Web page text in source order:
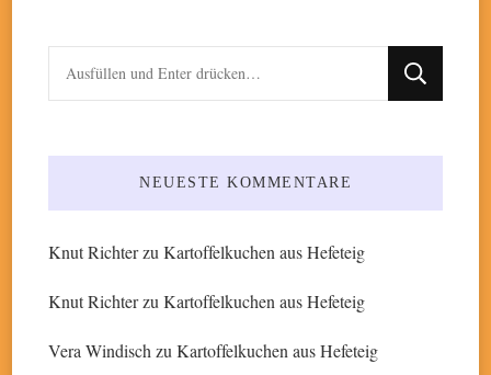
Suchst
du
etwas?
NEUESTE KOMMENTARE
Knut Richterzu Kartoffelkuchen aus Hefeteig
Knut Richterzu Kartoffelkuchen aus Hefeteig
Vera Windisch zu Kartoffelkuchen aus Hefeteig